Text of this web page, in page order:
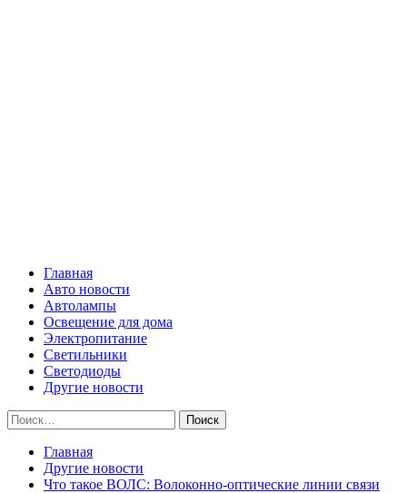
Главная
Авто новости
Автолампы
Освещение для дома
Электропитание
Светильники
Светодиоды
Другие новости
Найти:
Главная
Другие новости
Что такое ВОЛС: Волоконно-оптические линии связи